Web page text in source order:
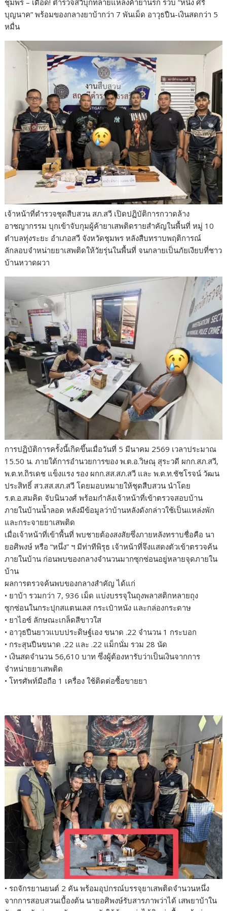
e
o
o
k
itte ar
บุญนาค” พร้อมของกลางยาบ้ากว่า 7 พันเม็ด อาวุธปืน-เงินสดกว่า 5
หมื่น
เจ้าหน้าที่ตำรวจชุดสืบสวน สภ.สวี เปิดปฏิบัติการกวาดล้าง
อาชญากรรม บุกเข้าจับกุมผู้ค้ายาเสพติดรายสำคัญในพื้นที่ หมู่ 10
ตำบลทุ่งระยะ อำเภอสวี จังหวัดชุมพร หลังสืบทราบพฤติการณ์
ลักลอบจำหน่ายยาเสพติดให้วัยรุ่นในพื้นที่ จนกลายเป็นภัยเงียบที่ชาว
บ้านหวาดผวา
การปฏิบัติการครั้งนี้เกิดขึ้นเมื่อวันที่ 5 มีนาคม 2569 เวลาประมาณ
15.50 น. ภายใต้การอำนวยการของ พ.ต.อ.วิษณุ สุระวดี ผกก.สภ.สวี,
พ.ต.ท.ถิรเดช แข็งแรง รอง ผกก.สส.สภ.สวี และ พ.ต.ท.ชัชโรจน์ วัฒน
ประสิทธิ์ สว.สส.สภ.สวี โดยมอบหมายให้ชุดสืบสวน นำโดย
ร.ต.อ.สมคิด จับนินวงศ์ พร้อมกำลังเจ้าหน้าที่เข้าตรวจสอบบ้าน
ภายในบ้านน้ำลอด หลังมีข้อมูลว่าบ้านหลังดังกล่าวใช้เป็นแหล่งพัก
และกระจายยาเสพติด
เมื่อเจ้าหน้าที่เข้าพื้นที่ พบชายต้องสงสัยซึ่งภายหลังทราบชื่อคือ นา
ยอศิพงษ์ หรือ “หนึ่ง” ฯ มีท่าทีพิรุธ เจ้าหน้าที่จึงแสดงตัวเข้าตรวจค้น
ภายในบ้าน ก่อนพบของกลางจำนวนมากซุกซ่อนอยู่หลายจุดภายใน
บ้าน
ผลการตรวจค้นพบของกลางสำคัญ ได้แก่
• ยาบ้า รวมกว่า 7, 936 เม็ด แบ่งบรรจุในถุงพลาสติกหลายถุง
ซุกซ่อนในกระปุกสแตนเลส กระเป๋าหนัง และกล่องกระดาษ
• ยาไอซ์ ลักษณะเกล็ดสีขาวใส
• อาวุธปืนยาวแบบประดิษฐ์เอง ขนาด .22 จำนวน 1 กระบอก
• กระสุนปืนขนาด .22 และ .22 แม็กนั่ม รวม 28 นัด
• เงินสดจำนวน 56,610 บาท ซึ่งผู้ต้องหารับว่าเป็นเงินจากการ
จำหน่ายยาเสพติด
• โทรศัพท์มือถือ 1 เครื่อง ใช้ติดต่อซื้อขายยา
• รถจักรยานยนต์ 2 คัน พร้อมอุปกรณ์บรรจุยาเสพติดจำนวนหนึ่ง
จากการสอบสวนเบื้องต้น นายอศิพงษ์รับสารภาพว่าได้ เสพยาบ้าใน